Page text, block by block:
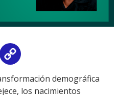
Email
Link
demográfica
los nacimientos